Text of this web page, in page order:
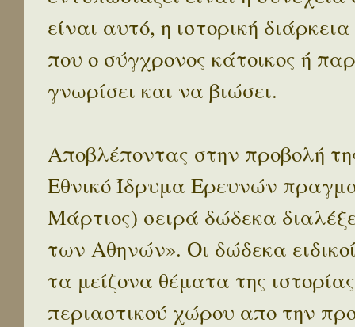
είναι αυτό, η ιστορική
που ο σύγχρονος κάτοικος ή
γνωρίσει και να βιώσει.
Αποβλέποντας στην προβολή
Εθνικό Ίδρυμα Ερευνών
Μάρτιος) σειρά δώδεκα
των Αθηνών». Οι δώδεκα
τα μείζονα θέματα της
περιαστικού χώρου απο την